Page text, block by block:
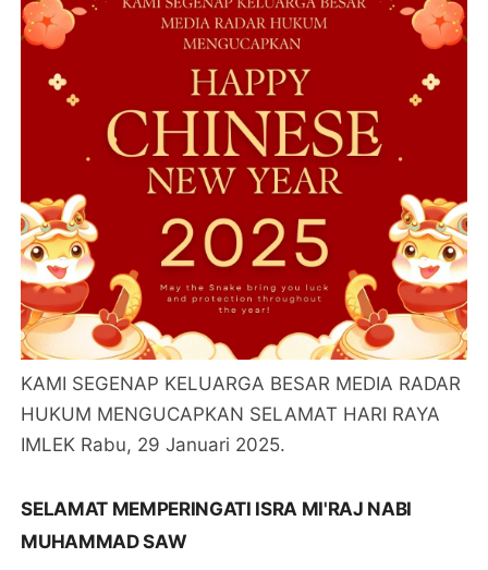
KAMI SEGENAP KELUARGA BESAR MEDIA RADAR
HUKUM MENGUCAPKAN SELAMAT HARI RAYA
IMLEK Rabu, 29 Januari 2025.
SELAMAT MEMPERINGATI ISRA MI'RAJ NABI
MUHAMMAD SAW